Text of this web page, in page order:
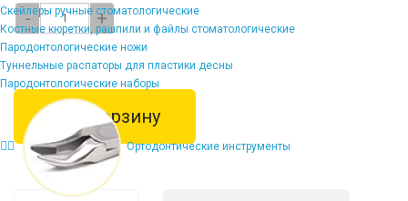
Скейлеры ручные стоматологические
Костные кюретки, рашпили и файлы стоматологические
Пародонтологические ножи
Туннельные распаторы для пластики десны
Пародонтологические наборы
Ортодонтические инструменты
- +
В корзину